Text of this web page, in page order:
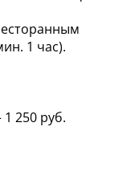
1 час).
250 руб.